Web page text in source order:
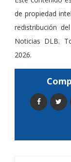
de propiedad
redistribución
Noticias DLB.
2026.